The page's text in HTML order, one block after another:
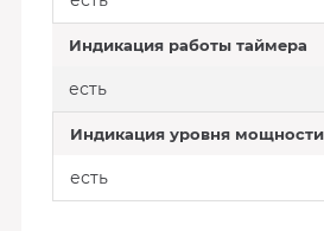
Индикация работы таймера
есть
Индикация уровня
есть